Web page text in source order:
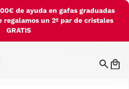
de ayuda en gafas graduadas
un 2º par de cristales
GRATIS